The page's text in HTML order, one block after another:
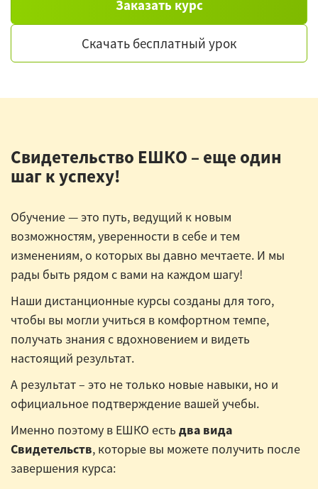
Заказать курс
Скачать бесплатный урок
Свидетельство ЕШКО – еще один
шаг к успеху!
Обучение — это путь, ведущий к новым
возможностям, уверенности в себе и тем
изменениям, о которых вы давно мечтаете. И мы
рады быть рядом с вами на каждом шагу!
Наши дистанционные курсы созданы для того,
чтобы вы могли учиться в комфортном темпе,
получать знания с вдохновением и видеть
настоящий результат.
А результат – это не только новые навыки, но и
официальное подтверждение вашей учебы.
Именно поэтому в ЕШКО есть два вида
Свидетельств, которые вы можете получить после
завершения курса: